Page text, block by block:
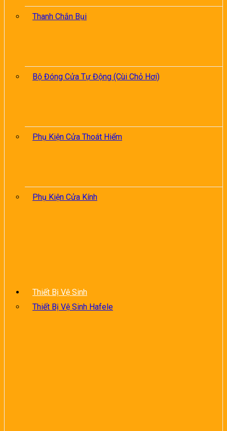
Thanh Chắn Bụi
Bộ Đóng Cửa Tự Động (Cùi Chỏ Hơi)
Phụ Kiện Cửa Thoát Hiểm
Phụ Kiện Cửa Kính
Thiết Bị Vệ Sinh
Thiết Bị Vệ Sinh Hafele